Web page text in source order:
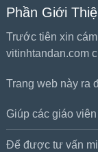
Phần Giới
Trước tiên xin
vitinhtandan.com
Trang web này ra
Giúp các giáo
Để được tư vấn